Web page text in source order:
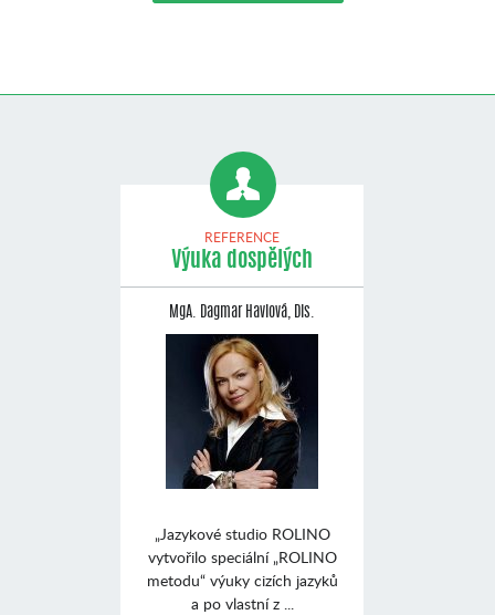
REFERENCE
Výuka dospělých
MgA. Dagmar Havlová, Dis.
„Jazykové studio ROLINO
vytvořilo speciální „ROLINO
metodu“ výuky cizích jazyků
a po vlastní z ...